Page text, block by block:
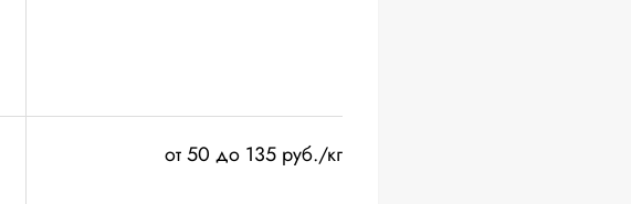
от 50 до 135 руб./кг